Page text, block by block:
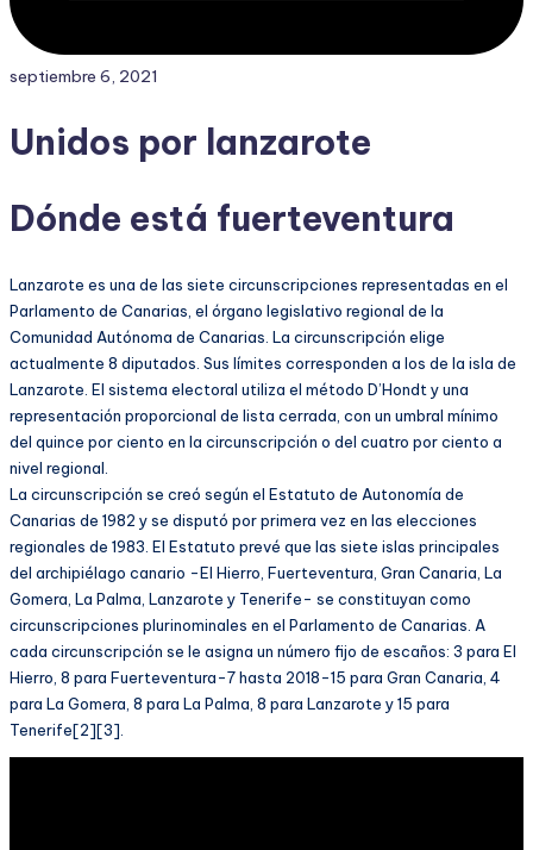
septiembre 6, 2021
Unidos por lanzarote
Dónde está fuerteventura
Lanzarote es una de las siete circunscripciones representadas en el
Parlamento de Canarias, el órgano legislativo regional de la
Comunidad Autónoma de Canarias. La circunscripción elige
actualmente 8 diputados. Sus límites corresponden a los de la isla de
Lanzarote. El sistema electoral utiliza el método D’Hondt y una
representación proporcional de lista cerrada, con un umbral mínimo
del quince por ciento en la circunscripción o del cuatro por ciento a
nivel regional.
La circunscripción se creó según el Estatuto de Autonomía de
Canarias de 1982 y se disputó por primera vez en las elecciones
regionales de 1983. El Estatuto prevé que las siete islas principales
del archipiélago canario -El Hierro, Fuerteventura, Gran Canaria, La
Gomera, La Palma, Lanzarote y Tenerife- se constituyan como
circunscripciones plurinominales en el Parlamento de Canarias. A
cada circunscripción se le asigna un número fijo de escaños: 3 para El
Hierro, 8 para Fuerteventura-7 hasta 2018-15 para Gran Canaria, 4
para La Gomera, 8 para La Palma, 8 para Lanzarote y 15 para
Tenerife[2][3].